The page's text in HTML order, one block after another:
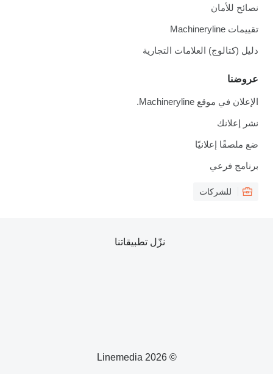
نصائح للأمان
تقييمات Machineryline
دليل (كتالوج) العلامات التجارية
عروضنا
الإعلان في موقع Machineryline.
نشر إعلانك
ضع ملصقًا إعلانيًا
برنامج فرعي
للشركات
© 2026 Linemedia
نزّل تطبيقاتنا